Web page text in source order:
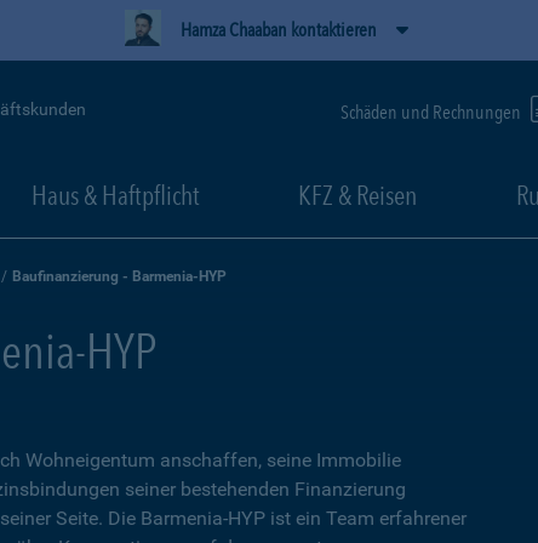
Hamza Chaaban kontaktieren
Schäden und Rechnungen
Haus & Haftpflicht KFZ & Reisen
Baufinanzierung - Barmenia-HYP
HYP
Wohneigentum anschaffen, seine Immobilie
seiner bestehenden Finanzierung
Seite. Die Barmenia-HYP ist ein Team erfahrener